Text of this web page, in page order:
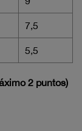
7,5
5,5
2 puntos)